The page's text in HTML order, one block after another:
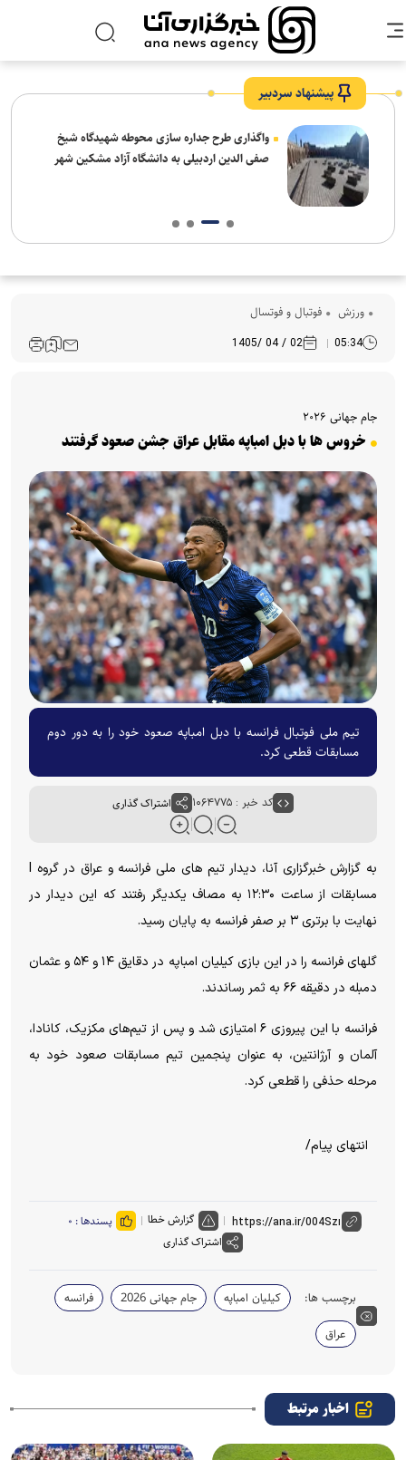
پیشنهاد سردبیر
واگذاری طرح جداره سازی محوطه شهیدگاه شیخ
صفی الدین اردبیلی به دانشگاه آزاد مشکین شهر
ورزش فوتبال و فوتسال
05:34
02 / 04 /1405
جام جهانی ۲۰۲۶
خروس ها با دبل امباپه مقابل عراق جشن صعود گرفتند
تیم ملی فوتبال فرانسه با دبل امباپه صعود خود را به دور دوم
مسابقات قطعی کرد.
کد خبر : ۱۰۶۴۷۷۵ اشتراک گذاری
به گزارش خبرگزاری آنا، دیدار تیم های ملی فرانسه و عراق در گروه I
مسابقات از ساعت ۱۲:۳۰ به مصاف یکدیگر رفتند که این دیدار در
نهایت با برتری ۳ بر صفر فرانسه به پایان رسید.
گلهای فرانسه را در این بازی کیلیان امباپه در دقایق ۱۴ و ۵۴ و عثمان
دمبله در دقیقه ۶۶ به ثمر رساندند.
فرانسه با این پیروزی ۶ امتیازی شد و پس از تیم‌های مکزیک، کانادا،
آلمان و آرژانتین، به عنوان پنجمین تیم مسابقات صعود خود به
مرحله حذفی را قطعی کرد.
انتهای پیام/
گزارش خطا پسندها : ۰
اشتراک گذاری
برچسب ها: کیلیان امباپه جام جهانی 2026
فرانسه
عراق
اخبار مرتبط